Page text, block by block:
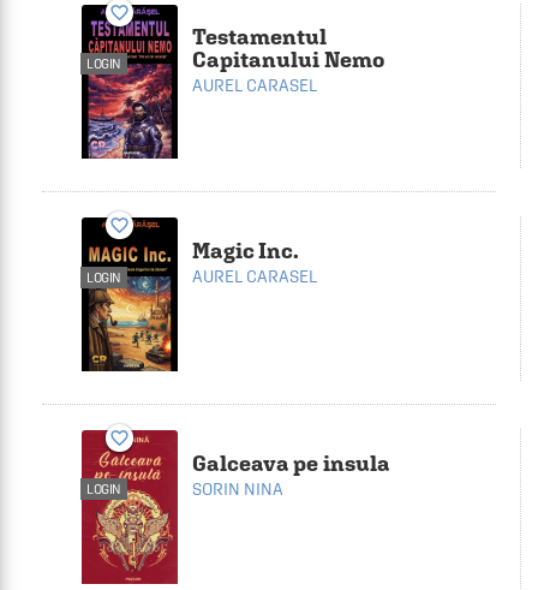
favorite_border
Testamentul
Capitanului Nemo
AUREL CARASEL
LOGIN
favorite_border
Magic Inc.
AUREL CARASEL
LOGIN
favorite_border
Galceava pe insula
SORIN NINA
LOGIN